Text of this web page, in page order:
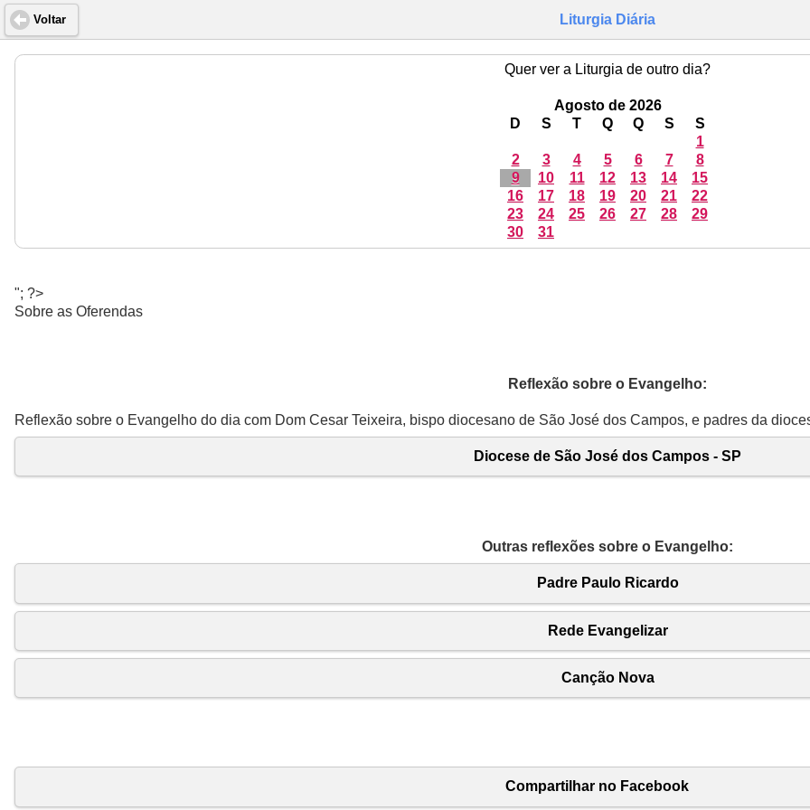
Liturgia Diária
Voltar
Quer ver a Liturgia de outro dia?
Agosto de 2026
D
S T Q Q S
S
1
2
3 4 5 6 7
8
9
10 11 12 13 14
15
16
17 18 19 20 21
22
23
24 25 26 27 28
29
30
31
"; ?>
Sobre as Oferendas
Reflexão sobre o Evangelho:
Reflexão sobre o Evangelho do dia com Dom Cesar Teixeira, bispo diocesano de São José dos Campos, e padres da
Diocese de São José dos Campos - SP
Outras reflexões sobre o Evangelho:
Padre Paulo Ricardo
Rede Evangelizar
Canção Nova
Compartilhar no Facebook